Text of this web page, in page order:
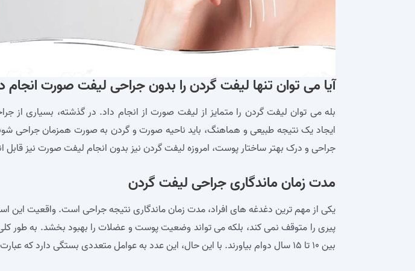
آیا می‌ توان تنها لیفت گردن را بدون جراحی لیفت صورت انجام
بله می توان لیفت گردن را متمایز از لیفت صورت از انجام داد. در گذشته، بسیاری از
ایجاد یک نتیجه طبیعی و هماهنگ، باید ناحیه صورت و گردن به صورت همزمان جراحی
جراحی و درک بهتر ساختار پوست، امروزه لیفت گردن نیز بدون انجام لیفت صورت نیز قابل
مدت زمان ماندگاری جراحی لیفت گردن
یکی از مهم‌ ترین دغدغه‌ های افراد، مدت زمان ماندگاری نتیجه جراحی است. واقعیت این
پیری را متوقف نمی‌ کند، بلکه می تواند وضعیت پوست و عضلات را بهبود بخشد. به طور
بین ۱۰ تا ۱۵ سال دوام بیاورند. با این حال، این عدد به عوامل متعددی بستگی دارد که عبارت اند از: